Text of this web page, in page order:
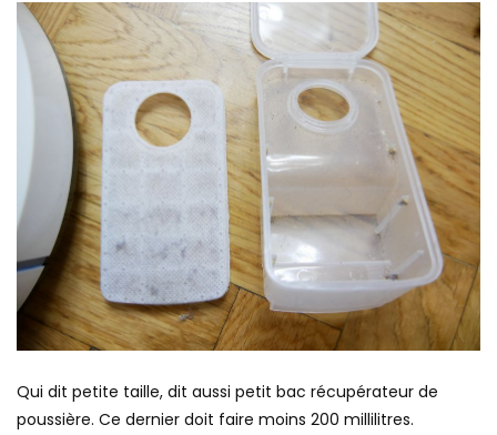
Qui dit petite taille, dit aussi petit bac récupérateur de
poussière. Ce dernier doit faire moins 200 millilitres.